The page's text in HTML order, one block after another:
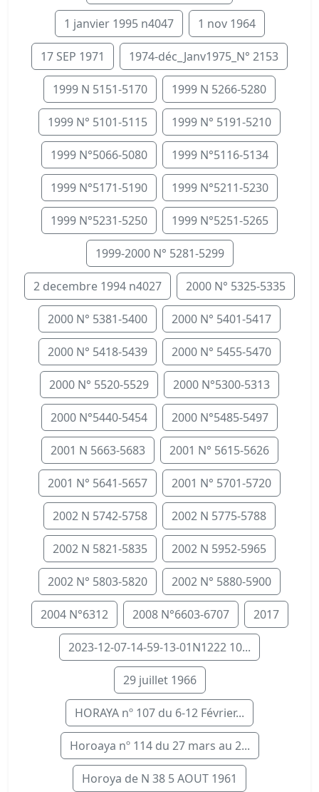
1 janvier 1995 n4047 1 nov 1964
17 SEP 1971 1974-déc_Janv1975_N° 2153
1999 N 5151-5170 1999 N 5266-5280
1999 N° 5101-5115 1999 N° 5191-5210
1999 N°5066-5080 1999 N°5116-5134
1999 N°5171-5190 1999 N°5211-5230
1999 N°5231-5250 1999 N°5251-5265
1999-2000 N° 5281-5299
2 decembre 1994 n4027 2000 N° 5325-5335
2000 N° 5381-5400 2000 N° 5401-5417
2000 N° 5418-5439 2000 N° 5455-5470
2000 N° 5520-5529 2000 N°5300-5313
2000 N°5440-5454 2000 N°5485-5497
2001 N 5663-5683 2001 N° 5615-5626
2001 N° 5641-5657 2001 N° 5701-5720
2002 N 5742-5758 2002 N 5775-5788
2002 N 5821-5835 2002 N 5952-5965
2002 N° 5803-5820 2002 N° 5880-5900
2004 N°6312 2008 N°6603-6707 2017
2023-12-07-14-59-13-01N1222 10...
29 juillet 1966
HORAYA nº 107 du 6-12 Février...
Horoaya nº 114 du 27 mars au 2...
Horoya de N 38 5 AOUT 1961